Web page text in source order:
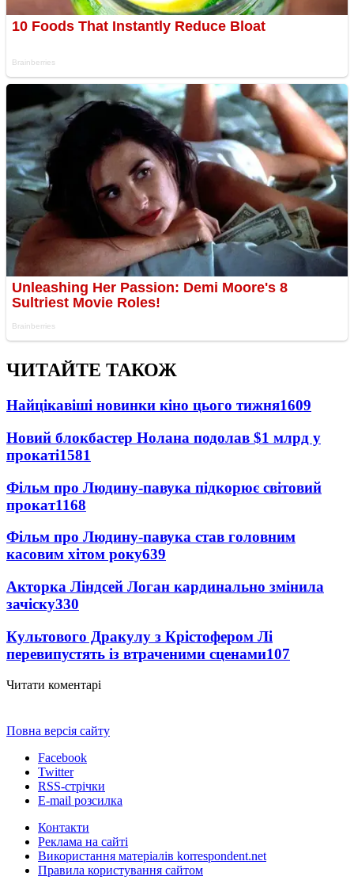
ЧИТАЙТЕ ТАКОЖ
Найцікавіші новинки кіно цього тижня1609
Новий блокбастер Нолана подолав $1 млрд у
прокаті1581
Фільм про Людину-павука підкорює світовий
прокат1168
Фільм про Людину-павука став головним
касовим хітом року639
Акторка Ліндсей Логан кардинально змінила
зачіску330
Культового Дракулу з Крістофером Лі
перевипустять із втраченими сценами107
Читати коментарі
Повна версія сайту
Facebook
Twitter
RSS-стрічки
E-mail розсилка
Контакти
Реклама на сайті
Використання матеріалів korrespondent.net
Правила користування сайтом